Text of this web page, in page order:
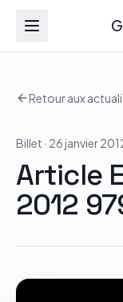
Groupe
Accueil
RZR
ATV
RGR
Tous les
Retour aux
Billet · 26 janvier
Article
2012